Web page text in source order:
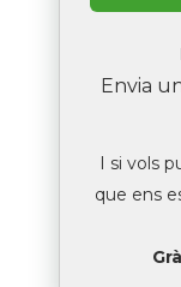
Envia
I si vols
que ens